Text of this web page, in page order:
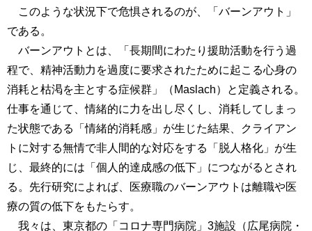
このような状況下で危惧されるのが、「バーンアウト」
である。
バーンアウトとは、「長期間にわたり援助活動を行う過
程で、精神活動力を過度に要求されたために起こる心身の
消耗と枯渇を主とする症候群」（Maslach）と定義される。
仕事を通じて、情緒的に力を出し尽くし、消耗してしまっ
た状態である「情緒的消耗感」が生じた結果、クライアン
トに対する無情で非人間的な対応をする「脱人格化」が生
じ、最終的には「個人的達成感の低下」につながるとされ
る。先行研究によれば、医療職のバーンアウトは離職や医
療の質の低下をもたらす。
我々は、東京都の「コロナ専門病院」3施設（広尾病院・